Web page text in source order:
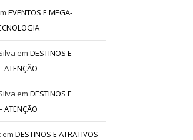
EVENTOS E MEGA-
emDESTINOS E
ATENÇÃO
emDESTINOS E
ATENÇÃO
emDESTINOS E ATRATIVOS –